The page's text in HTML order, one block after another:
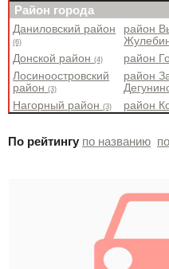
Район города
Даниловский район
(6)
Донской район(4)
Лосиноостровский
район(3)
Нагорный район(3)
район
район
район
район
По рейтингу по названию